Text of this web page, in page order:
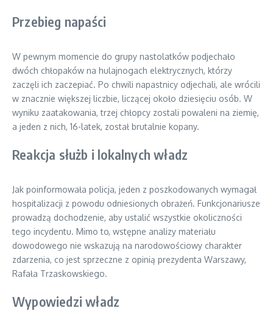
Przebieg napaści
W pewnym momencie do grupy nastolatków podjechało
dwóch chłopaków na hulajnogach elektrycznych, którzy
zaczęli ich zaczepiać. Po chwili napastnicy odjechali, ale wrócili
w znacznie większej liczbie, liczącej około dziesięciu osób. W
wyniku zaatakowania, trzej chłopcy zostali powaleni na ziemię,
a jeden z nich, 16-latek, został brutalnie kopany.
Reakcja służb i lokalnych władz
Jak poinformowała policja, jeden z poszkodowanych wymagał
hospitalizacji z powodu odniesionych obrażeń. Funkcjonariusze
prowadzą dochodzenie, aby ustalić wszystkie okoliczności
tego incydentu. Mimo to, wstępne analizy materiału
dowodowego nie wskazują na narodowościowy charakter
zdarzenia, co jest sprzeczne z opinią prezydenta Warszawy,
Rafała Trzaskowskiego.
Wypowiedzi władz